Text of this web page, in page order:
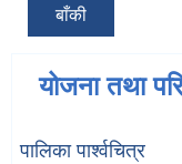
बाँकी
योजना तथा
पालिका पार्श्वचित्र